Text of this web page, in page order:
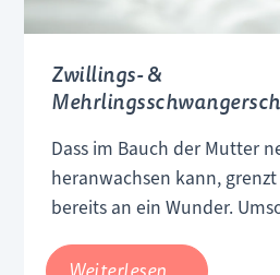
Zwillings- &
Dass im Bauch der Mutter
heranwachsen kann,
bereits an ein Wunder.
Nachwuchs, gleich zwei